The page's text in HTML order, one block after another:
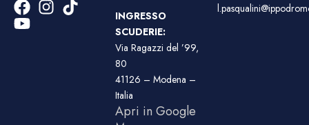
INGRESSO
SCUDERIE:
Via Ragazzi del ’99,
80
41126 – Modena –
Italia
Apri in Google